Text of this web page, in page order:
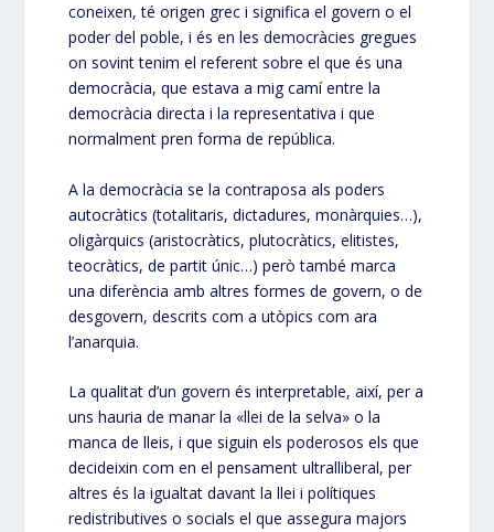
coneixen, té origen grec i significa el govern o el
poder del poble, i és en les democràcies gregues
on sovint tenim el referent sobre el que és una
democràcia, que estava a mig camí entre la
democràcia directa i la representativa i que
normalment pren forma de república.
A la democràcia se la contraposa als poders
autocràtics (totalitaris, dictadures, monàrquies…),
oligàrquics (aristocràtics, plutocràtics, elitistes,
teocràtics, de partit únic…) però també marca
una diferència amb altres formes de govern, o de
desgovern, descrits com a utòpics com ara
l’anarquia.
La qualitat d’un govern és interpretable, així, per a
uns hauria de manar la «llei de la selva» o la
manca de lleis, i que siguin els poderosos els que
decideixin com en el pensament ultralliberal, per
altres és la igualtat davant la llei i polítiques
redistributives o socials el que assegura majors